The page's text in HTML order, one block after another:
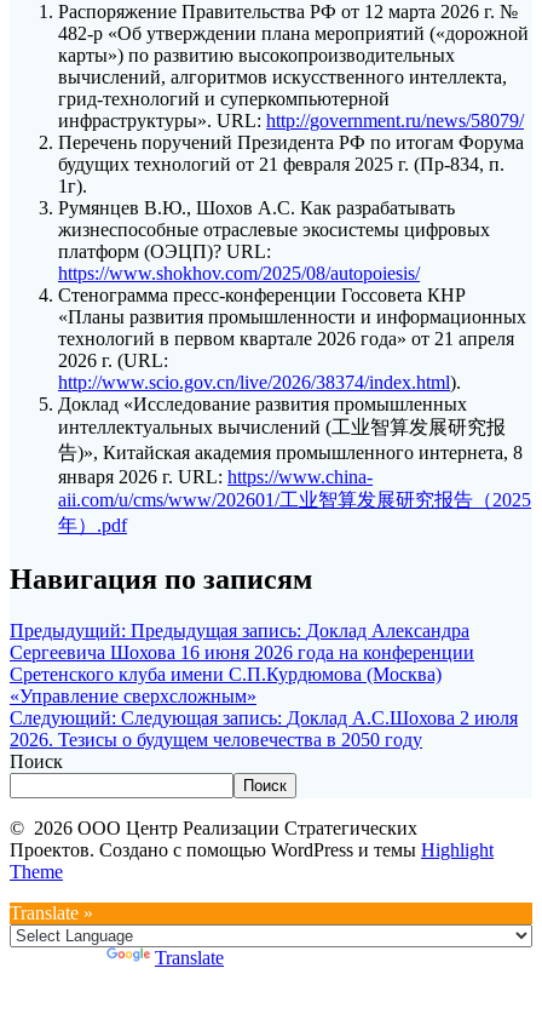
Распоряжение Правительства РФ от 12 марта 2026 г. №
482-р «Об утверждении плана мероприятий («дорожной
карты») по развитию высокопроизводительных
вычислений, алгоритмов искусственного интеллекта,
грид-технологий и суперкомпьютерной
инфраструктуры». URL: http://government.ru/news/58079/
Перечень поручений Президента РФ по итогам Форума
будущих технологий от 21 февраля 2025 г. (Пр-834, п.
1г).
Румянцев В.Ю., Шохов А.С. Как разрабатывать
жизнеспособные отраслевые экосистемы цифровых
платформ (ОЭЦП)? URL:
https://www.shokhov.com/2025/08/autopoiesis/
Стенограмма пресс-конференции Госсовета КНР
«Планы развития промышленности и информационных
технологий в первом квартале 2026 года» от 21 апреля
2026 г. (URL:
http://www.scio.gov.cn/live/2026/38374/index.html).
Доклад «Исследование развития промышленных
интеллектуальных вычислений (工业智算发展研究报
告)», Китайская академия промышленного интернета, 8
января 2026 г. URL: https://www.china-
aii.com/u/cms/www/202601/工业智算发展研究报告（2025
年）.pdf
Навигация по записям
Предыдущий: Предыдущая запись: Доклад Александра
Сергеевича Шохова 16 июня 2026 года на конференции
Сретенского клуба имени С.П.Курдюмова (Москва)
«Управление сверхсложным»
Следующий: Следующая запись: Доклад А.С.Шохова 2 июля
2026. Тезисы о будущем человечества в 2050 году
Поиск
Поиск
© 2026 ООО Центр Реализации Стратегических
Проектов. Создано с помощью WordPress и темы Highlight
Theme
Translate »
Translate